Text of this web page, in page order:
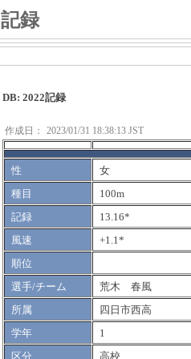
録
DB: 2022記録
作成日： 2023/01/31 18:38:13 JST
性
女
種目
100m
記録
13.16*
風速
+1.1*
順位
選手/チーム
荒木 春風
所属
四日市西高
学年
1
区分
高校